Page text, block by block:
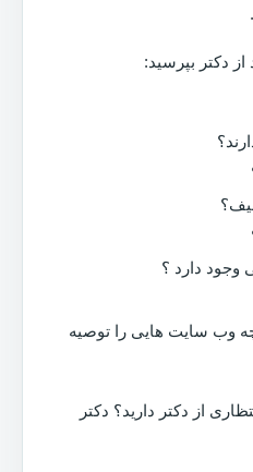
دکتر بپرسید:
وجود دارد ؟
وب سایت هایی را توصیه
از دکتر دارید؟ دکتر